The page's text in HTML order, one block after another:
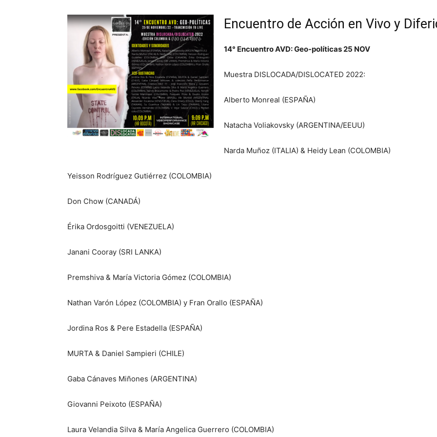
Encuentro de Acción en Vivo y
14° Encuentro AVD: Geo-políticas 25 NOV
Muestra DISLOCADA/DISLOCATED 2022:
Alberto Monreal (ESPAÑA)
Natacha Voliakovsky (ARGENTINA/EEUU)
Narda Muñoz (ITALIA) & Heidy Lean (COLOMBIA)
Yeisson Rodríguez Gutiérrez (COLOMBIA)
Don Chow (CANADÁ)
Érika Ordosgoitti (VENEZUELA)
Janani Cooray (SRI LANKA)
Premshiva & María Victoria Gómez (COLOMBIA)
Nathan Varón López (COLOMBIA) y Fran Orallo (ESPAÑA)
Jordina Ros & Pere Estadella (ESPAÑA)
MURTA & Daniel Sampieri (CHILE)
Gaba Cánaves Miñones (ARGENTINA)
Giovanni Peixoto (ESPAÑA)
Laura Velandia Silva & María Angelica Guerrero (COLOMBIA)